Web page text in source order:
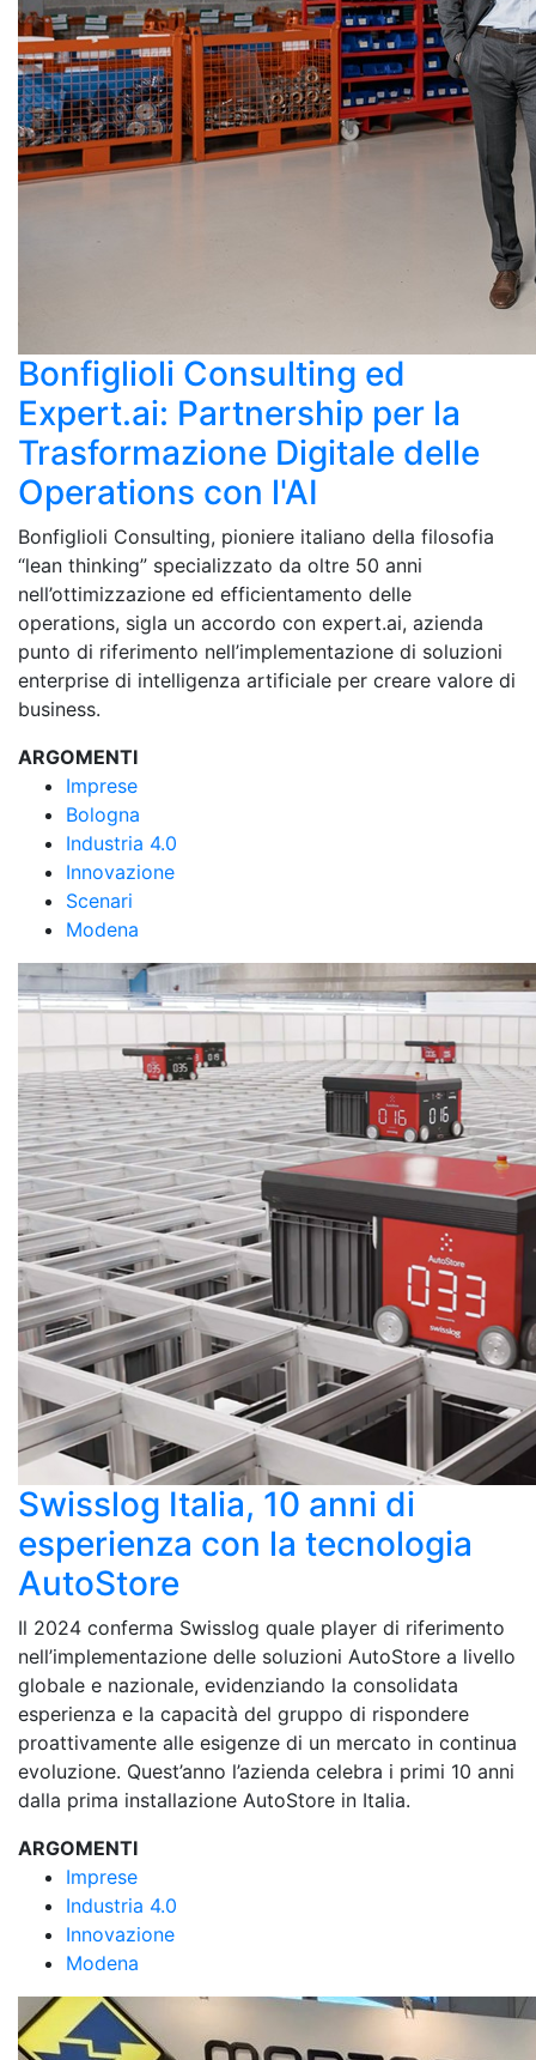
Bonfiglioli Consulting ed
Expert.ai: Partnership per la
Trasformazione Digitale delle
Operations con l'AI
Bonfiglioli Consulting, pioniere italiano della filosofia
“lean thinking” specializzato da oltre 50 anni
nell’ottimizzazione ed efficientamento delle
operations, sigla un accordo con expert.ai, azienda
punto di riferimento nell’implementazione di soluzioni
enterprise di intelligenza artificiale per creare valore di
business.
ARGOMENTI
Imprese
Bologna
Industria 4.0
Innovazione
Scenari
Modena
Swisslog Italia, 10 anni di
esperienza con la tecnologia
AutoStore
Il 2024 conferma Swisslog quale player di riferimento
nell’implementazione delle soluzioni AutoStore a livello
globale e nazionale, evidenziando la consolidata
esperienza e la capacità del gruppo di rispondere
proattivamente alle esigenze di un mercato in continua
evoluzione. Quest’anno l’azienda celebra i primi 10 anni
dalla prima installazione AutoStore in Italia.
ARGOMENTI
Imprese
Industria 4.0
Innovazione
Modena